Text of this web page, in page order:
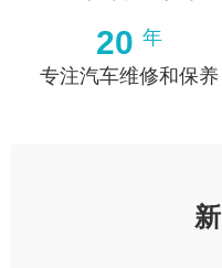
20 年
专注汽车维修和保养